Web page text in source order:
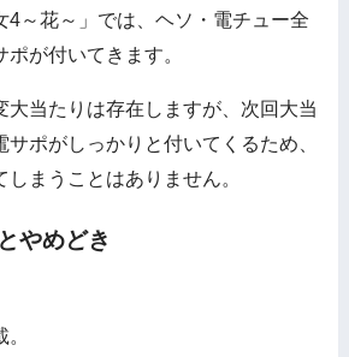
4～花～」では、ヘソ・電チュー全
が付いてきます。
大当たりは存在しますが、次回大当
ポがしっかりと付いてくるため、
まうことはありません。
やめどき